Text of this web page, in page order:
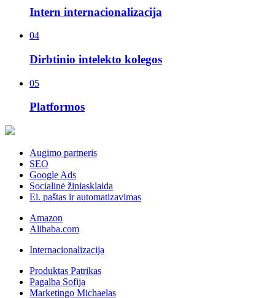
Intern internacionalizacija
04
Dirbtinio intelekto kolegos
05
Platformos
Augimo partneris
SEO
Google Ads
Socialinė žiniasklaida
El. paštas ir automatizavimas
Amazon
Alibaba.com
Internacionalizacija
Produktas Patrikas
Pagalba Sofija
Marketingo Michaelas